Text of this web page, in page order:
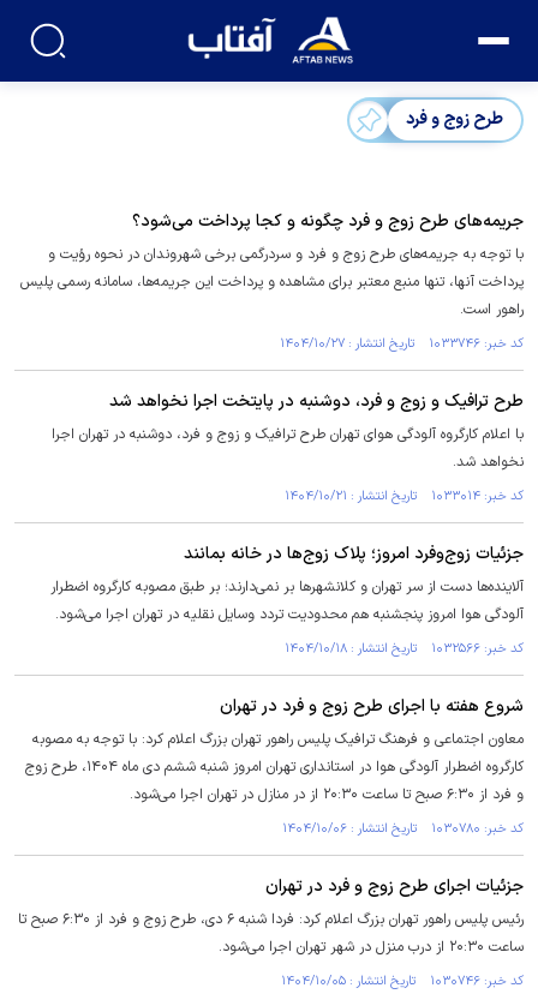
طرح زوج و فرد
جریمه‌های طرح زوج و فرد چگونه و کجا پرداخت می‌شود؟
با توجه به جریمه‌های طرح زوج و فرد و سردرگمی برخی شهروندان در نحوه رؤیت و
پرداخت آنها، تنها منبع معتبر برای مشاهده و پرداخت این جریمه‌ها، سامانه رسمی پلیس
راهور است.
کد خبر: ۱۰۳۳۷۴۶ تاریخ انتشار : ۱۴۰۴/۱۰/۲۷
طرح ترافیک و زوج و فرد، دوشنبه در پایتخت اجرا نخواهد شد
با اعلام کارگروه آلودگی هوای تهران طرح ترافیک و زوج و فرد، دوشنبه در تهران اجرا
نخواهد شد.
کد خبر: ۱۰۳۳۰۱۴ تاریخ انتشار : ۱۴۰۴/۱۰/۲۱
جزئیات زوج‌وفرد امروز؛ پلاک زوج‌ها در خانه بمانند
آلاینده‌ها دست از سر تهران و کلانشهرها بر نمی‌دارند؛ بر طبق مصوبه کارگروه اضطرار
آلودگی هوا امروز پنجشنبه هم محدودیت تردد وسایل نقلیه در تهران اجرا می‌شود.
کد خبر: ۱۰۳۲۵۶۶ تاریخ انتشار : ۱۴۰۴/۱۰/۱۸
شروع هفته با اجرای طرح زوج و فرد در تهران
معاون اجتماعی و فرهنگ ترافیک پلیس راهور تهران بزرگ اعلام کرد: با توجه به مصوبه
کارگروه اضطرار آلودگی هوا در استانداری تهران امروز شنبه ششم دی ماه ۱۴۰۴، طرح زوج
و فرد از ۶:۳۰ صبح تا ساعت ۲۰:۳۰ از در منازل در تهران اجرا می‌شود.
کد خبر: ۱۰۳۰۷۸۰ تاریخ انتشار : ۱۴۰۴/۱۰/۰۶
جزئیات اجرای طرح زوج و فرد در تهران
رئیس پلیس راهور تهران بزرگ اعلام کرد: فردا شنبه ۶ دی، طرح زوج و فرد از ۶:۳۰ صبح تا
ساعت ۲۰:۳۰ از درب منزل در شهر تهران اجرا می‌شود.
کد خبر: ۱۰۳۰۷۴۶ تاریخ انتشار : ۱۴۰۴/۱۰/۰۵